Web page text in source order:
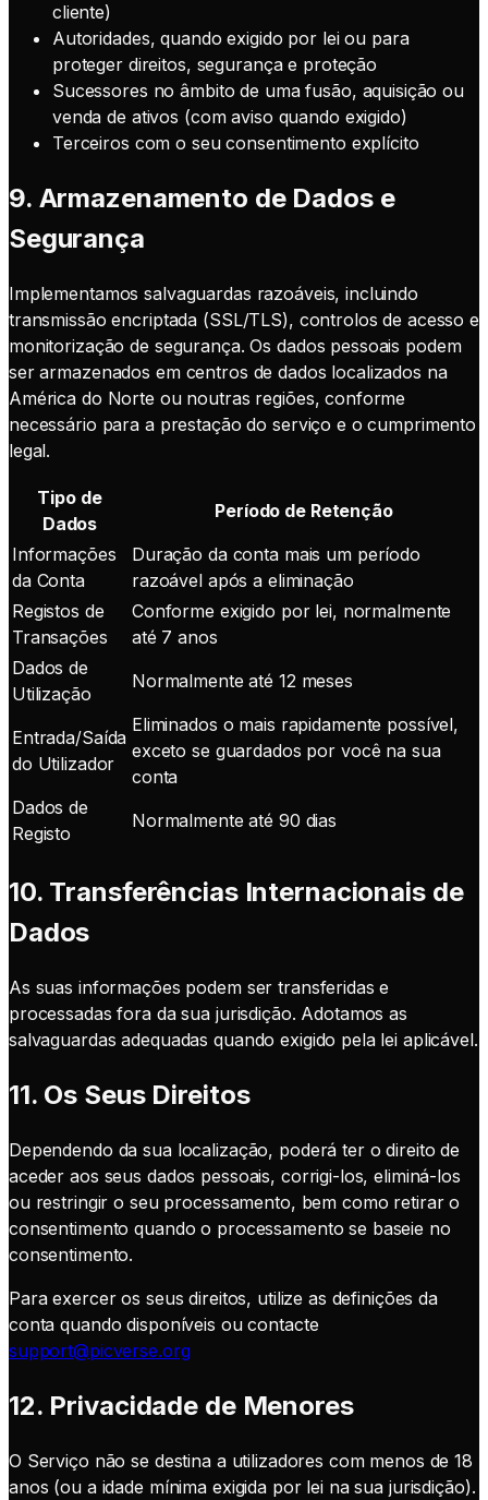
cliente)
Autoridades, quando exigido por lei ou para
proteger direitos, segurança e proteção
Sucessores no âmbito de uma fusão, aquisição ou
venda de ativos (com aviso quando exigido)
Terceiros com o seu consentimento explícito
9. Armazenamento de Dados e
Segurança
Implementamos salvaguardas razoáveis, incluindo
transmissão encriptada (SSL/TLS), controlos de acesso e
monitorização de segurança. Os dados pessoais podem
ser armazenados em centros de dados localizados na
América do Norte ou noutras regiões, conforme
necessário para a prestação do serviço e o cumprimento
legal.
Tipo de
Dados
Período de Retenção
Informações
da Conta
Duração da conta mais um período
razoável após a eliminação
Registos de
Transações
Conforme exigido por lei, normalmente
até 7 anos
Dados de
Utilização
Normalmente até 12 meses
Entrada/Saída
do Utilizador
Eliminados o mais rapidamente possível,
exceto se guardados por você na sua
conta
Dados de
Registo
Normalmente até 90 dias
10. Transferências Internacionais de
Dados
As suas informações podem ser transferidas e
processadas fora da sua jurisdição. Adotamos as
salvaguardas adequadas quando exigido pela lei aplicável.
11. Os Seus Direitos
Dependendo da sua localização, poderá ter o direito de
aceder aos seus dados pessoais, corrigi-los, eliminá-los
ou restringir o seu processamento, bem como retirar o
consentimento quando o processamento se baseie no
consentimento.
Para exercer os seus direitos, utilize as definições da
conta quando disponíveis ou contacte
support@picverse.org
12. Privacidade de Menores
O Serviço não se destina a utilizadores com menos de 18
anos (ou a idade mínima exigida por lei na sua jurisdição).